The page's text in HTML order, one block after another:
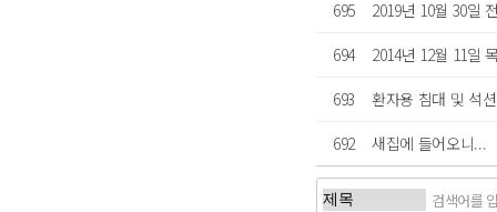
695
2019년 10월 30일
694
2014년 12월 11일
693
환자용 침대 및 석
692
새집에 들어오니...